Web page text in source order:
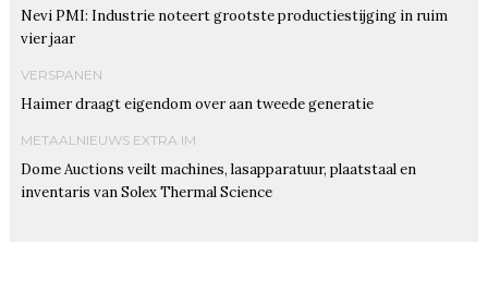
Nevi PMI: Industrie noteert grootste productiestijging in ruim
vier jaar
VERSPANEN
Haimer draagt eigendom over aan tweede generatie
METAALNIEUWS EXTRA IM
Dome Auctions veilt machines, lasapparatuur, plaatstaal en
inventaris van Solex Thermal Science